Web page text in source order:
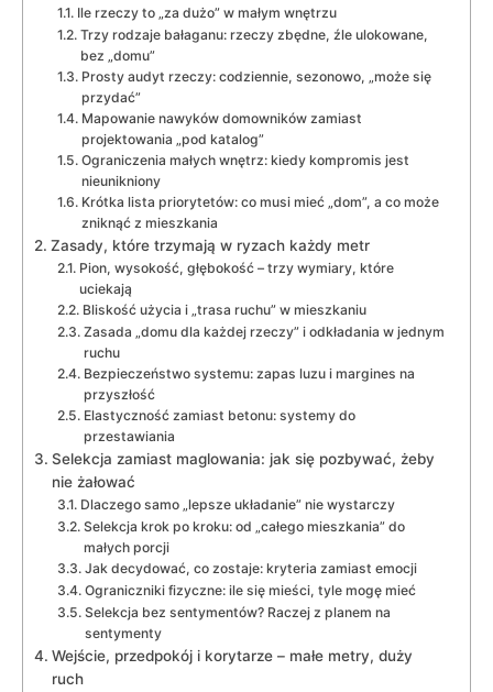
Ile rzeczy to „za dużo” w małym wnętrzu
Trzy rodzaje bałaganu: rzeczy zbędne, źle ulokowane,
bez „domu”
Prosty audyt rzeczy: codziennie, sezonowo, „może się
przydać”
Mapowanie nawyków domowników zamiast
projektowania „pod katalog”
Ograniczenia małych wnętrz: kiedy kompromis jest
nieunikniony
Krótka lista priorytetów: co musi mieć „dom”, a co może
zniknąć z mieszkania
Zasady, które trzymają w ryzach każdy metr
Pion, wysokość, głębokość – trzy wymiary, które
uciekają
Bliskość użycia i „trasa ruchu” w mieszkaniu
Zasada „domu dla każdej rzeczy” i odkładania w jednym
ruchu
Bezpieczeństwo systemu: zapas luzu i margines na
przyszłość
Elastyczność zamiast betonu: systemy do
przestawiania
Selekcja zamiast maglowania: jak się pozbywać, żeby
nie żałować
Dlaczego samo „lepsze układanie” nie wystarczy
Selekcja krok po kroku: od „całego mieszkania” do
małych porcji
Jak decydować, co zostaje: kryteria zamiast emocji
Ograniczniki fizyczne: ile się mieści, tyle mogę mieć
Selekcja bez sentymentów? Raczej z planem na
sentymenty
Wejście, przedpokój i korytarze – małe metry, duży
ruch